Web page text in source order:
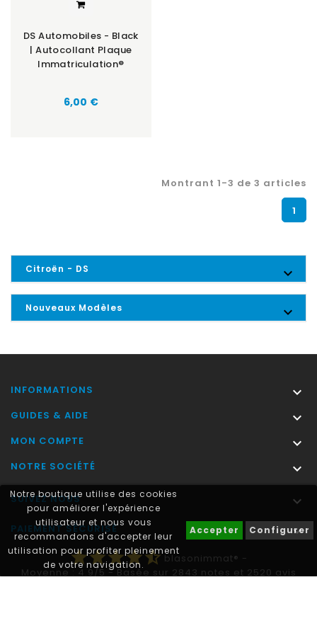
Notre boutique utilise des cookies
pour améliorer l'expérience
utilisateur et nous vous
recommandons d'accepter leur
utilisation pour profiter pleinement
de votre navigation.
Accepter Configurer
DS Automobiles - Black
| Autocollant Plaque
Immatriculation®
6,00 €
Montrant 1-3 de 3 articles
1
Citroën - DS 
Nouveaux Modèles 
INFORMATIONS 
GUIDES & AIDE 
MON COMPTE 
NOTRE SOCIÉTÉ 
SUIVEZ NOUS 
PAIEMENT SÉCURISÉ 
starstarstarstarstar_halfblasonimmat® -
Moyenne : 4.9/5 - Basée sur 2843 notes et 2520 avis